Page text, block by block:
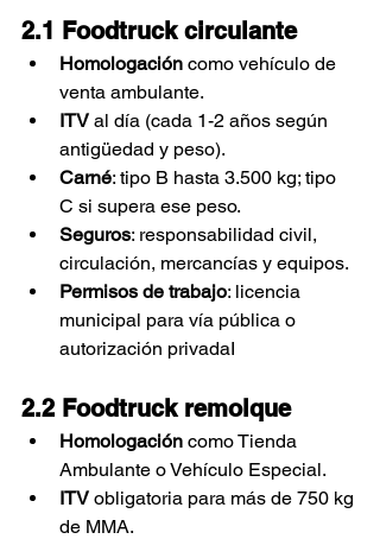
2.1 Foodtruck circulante
Homologación como vehículo de
venta ambulante.
ITV al día (cada 1-2 años según
antigüedad y peso).
Carné: tipo B hasta 3.500 kg; tipo
C si supera ese peso.
Seguros: responsabilidad civil,
circulación, mercancías y equipos.
Permisos de trabajo: licencia
municipal para vía pública o
autorización privadaI
2.2 Foodtruck remolque
Homologación como Tienda
Ambulante o Vehículo Especial.
ITV obligatoria para más de 750 kg
de MMA.